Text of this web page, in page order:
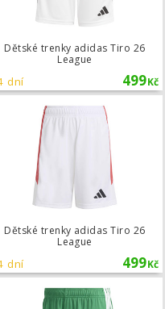
Dětské trenky adidas Tiro 26
League
499Kč
dní
Dětské trenky adidas Tiro 26
League
499Kč
dní